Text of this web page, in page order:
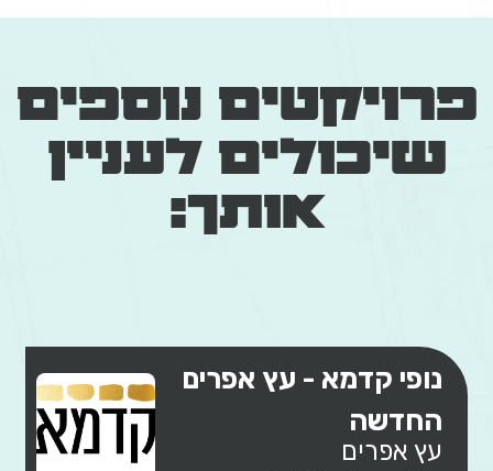
פרויקטים נוספים
שיכולים לעניין
אותך:
נופי קדמא - עץ אפרים
החדשה
עץ אפרים